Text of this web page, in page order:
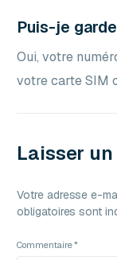
Puis-je
Oui, votre
votre carte SIM
Laisser
Votre adresse e-
obligatoires sont
Commentaire*